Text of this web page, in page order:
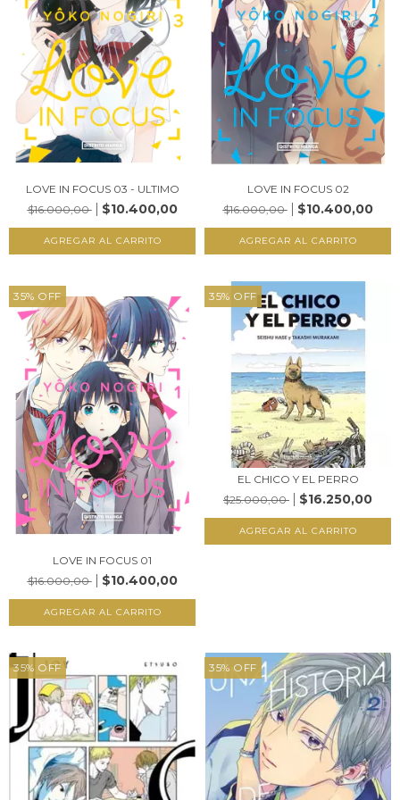
LOVE IN FOCUS 03 - ULTIMO
$16.000,00
$10.400,00
LOVE IN FOCUS 02
$16.000,00
$10.400,00
35% OFF
LOVE IN FOCUS 01
$16.000,00
$10.400,00
35% OFF
EL CHICO Y EL PERRO
$25.000,00
$16.250,00
35% OFF 35% OFF